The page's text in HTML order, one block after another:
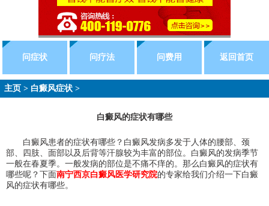
问症状 问疗法 问费用 返回首页
主页 > 白癜风症状 >
白癜风的症状有哪些
白癜风患者的症状有哪些？白癜风发病多发于人体的腰部、颈
部、四肢、面部以及后背等汗腺较为丰富的部位。白癜风的发病季节
一般在春夏季。一般发病的部位是不痛不痒的。那么白癜风的症状有
哪些呢？下面南宁西京白癜风医学研究院的专家给我们介绍一下白癜
风的症状有哪些。